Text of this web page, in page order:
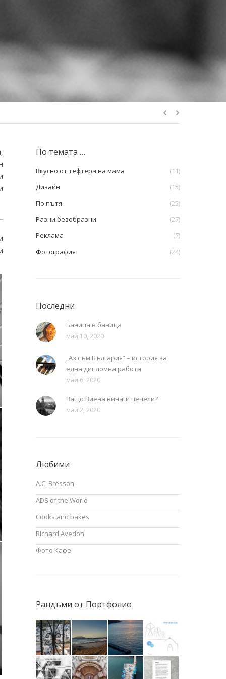
По темата …
Вкусно от тефтера на мама
(11)
Дизайн
(15)
По пътя
(25)
Разни безобразни
(27)
Реклама
(7)
Фотография
(24)
Последни
Баница в баница
май 10, 2020
„Аз съм България“ – история за
една дипломна работа
май 6, 2020
Защо Виена винаги печели?
май 2, 2020
Любими
A.C. Bresson
ADS of the World
Cooks and bakes
Richard Avedon
Фото Кафе
Рандъми от Портфолио